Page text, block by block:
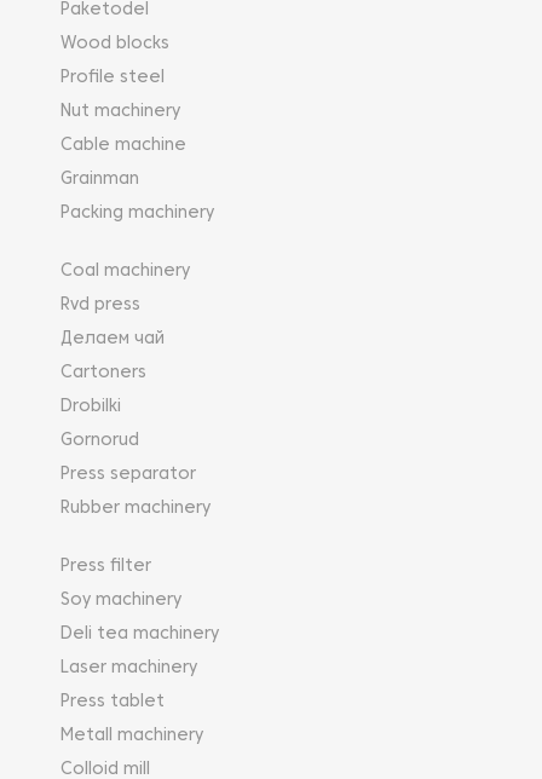
Paketodel
Wood blocks
Profile steel
Nut machinery
Cable machine
Grainman
Packing machinery
Coal machinery
Rvd press
Делаем чай
Cartoners
Drobilki
Gornorud
Press separator
Rubber machinery
Press filter
Soy machinery
Deli tea machinery
Laser machinery
Press tablet
Metall machinery
Colloid mill